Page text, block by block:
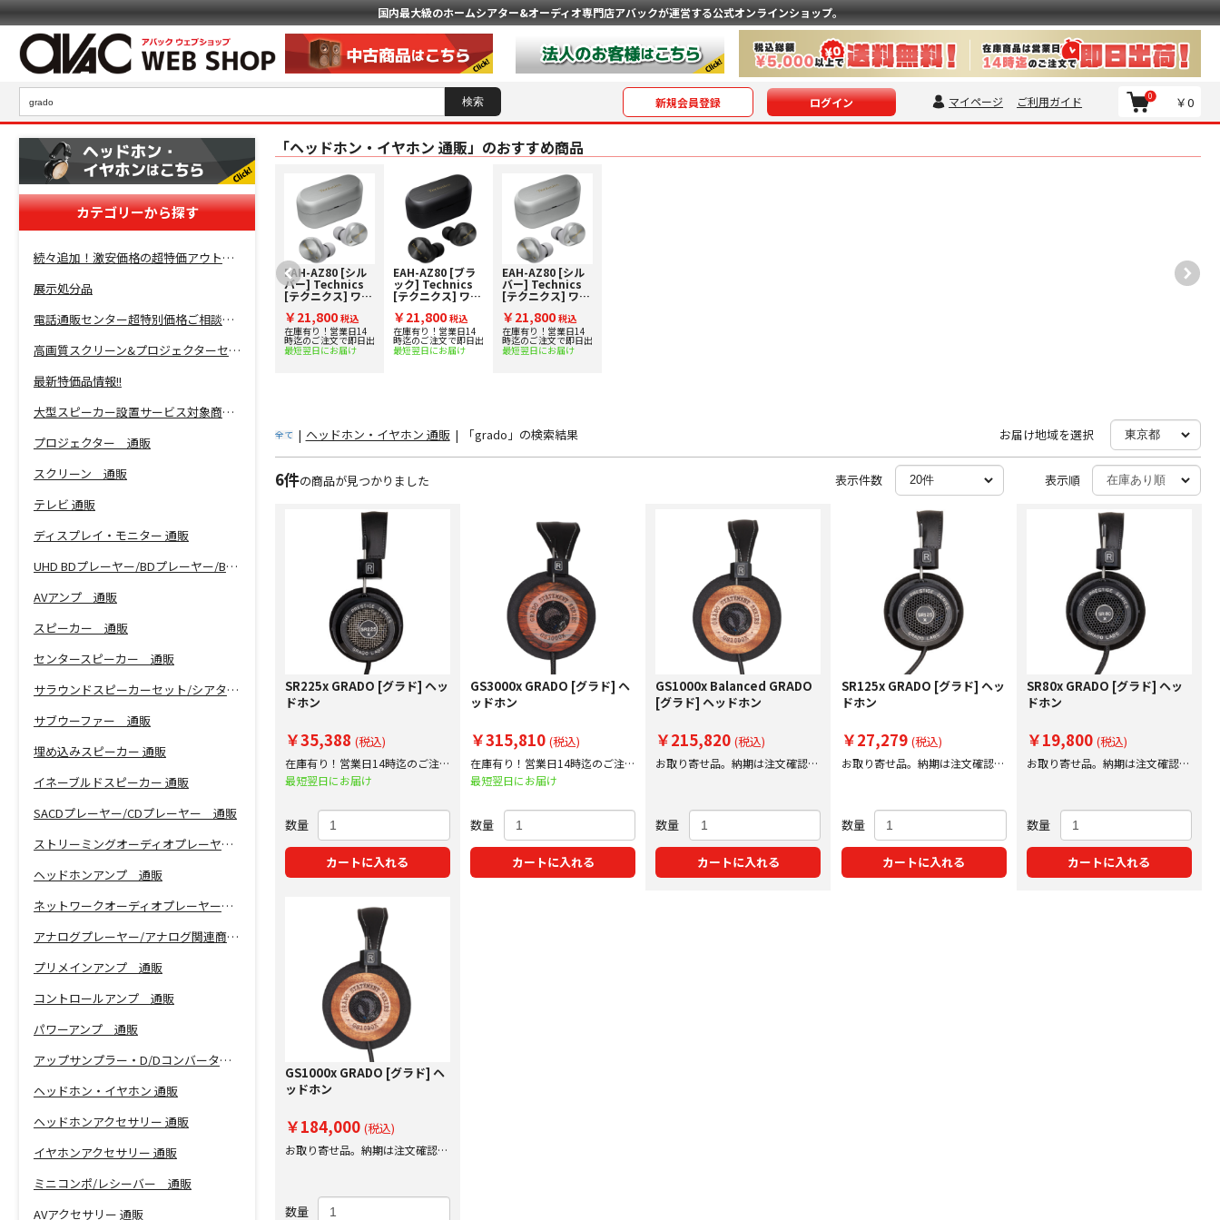
国内最大級のホームシアター&オーディオ専門店アバックが運営する公式オンラインショップ。
新規会員登録 ログイン マイページ ご利用ガイド ￥0
0
カテゴリーから探す
続々追加！激安価格の超特価アウトレットセール開催！
展示処分品
電話通販センター超特別価格ご相談コーナー！
高画質スクリーン&プロジェクターセット超特価！
最新特価品情報!!
大型スピーカー設置サービス対象商品！
プロジェクター 通販
スクリーン 通販
テレビ 通販
ディスプレイ・モニター 通販
UHD BDプレーヤー/BDプレーヤー/BDレコーダー 通販
AVアンプ 通販
スピーカー 通販
センタースピーカー 通販
サラウンドスピーカーセット/シアターバー 通販
サブウーファー 通販
埋め込みスピーカー 通販
イネーブルドスピーカー 通販
SACDプレーヤー/CDプレーヤー 通販
ストリーミングオーディオプレーヤー 通販
ヘッドホンアンプ 通販
ネットワークオーディオプレーヤー 通販
アナログプレーヤー/アナログ関連商品 通販
プリメインアンプ 通販
コントロールアンプ 通販
パワーアンプ 通販
アップサンプラー・D/Dコンバーター 通販
ヘッドホン・イヤホン 通販
ヘッドホンアクセサリー 通販
イヤホンアクセサリー 通販
ミニコンポ/レシーバー 通販
AVアクセサリー 通販
「ヘッドホン・イヤホン 通販」のおすすめ商品
ンサイドホン
￥21,800 税込
最短翌日にお届け
EAH-AZ80 [シル
バー] Technics
[テクニクス] ワイ
ヤレスステレオイ
ンサイドホン
￥21,800 税込
在庫有り！営業日14
時迄のご注文で即日出
最短翌日にお届け
EAH-AZ80 [ブラ
ック] Technics
[テクニクス] ワイ
ヤレスステレオイ
ンサイドホン
￥21,800 税込
在庫有り！営業日14
時迄のご注文で即日出
最短翌日にお届け
EAH-AZ80 [シル
バー] Technics
[テクニクス] ワイ
ヤレスステレオイ
ンサイドホン
￥21,800 税込
在庫有り！営業日14
時迄のご注文で即日出
最短翌日にお届け
全て | ヘッドホン・イヤホン 通販 | 「grado」の検索結果 お届け地域を選択
6件の商品が見つかりました 表示件数 表示順
SR225x GRADO [グラド] ヘッ
ドホン
￥35,388 (税込)
在庫有り！営業日14時迄のご注文
で即日出荷！
最短翌日にお届け
数量
カートに入れる
GS3000x GRADO [グラド] ヘ
ッドホン
￥315,810 (税込)
在庫有り！営業日14時迄のご注文
で即日出荷！
最短翌日にお届け
数量
カートに入れる
GS1000x Balanced GRADO
[グラド] ヘッドホン
￥215,820(税込)
お取り寄せ品。納期は注文確認後
数量
カートに入れる
SR125x GRADO [グラド] ヘッ
ドホン
￥27,279 (税込)
お取り寄せ品。納期は注文確認後
数量
カートに入れる
SR80x GRADO [グラド] ヘッ
ドホン
￥19,800 (税込)
お取り寄せ品。納期は注文確認後
数量
カートに入れる
GS1000x GRADO [グラド] ヘ
ッドホン
￥184,000 (税込)
お取り寄せ品。納期は注文確認後
数量